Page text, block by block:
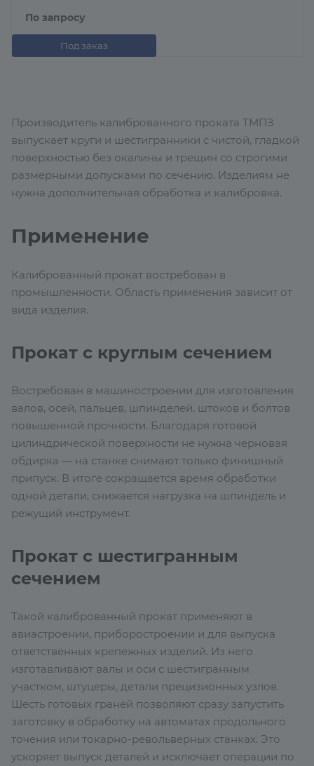
По запросу
Под заказ
Производитель калиброванного проката ТМПЗ
выпускает круги и шестигранники с чистой, гладкой
поверхностью без окалины и трещин со строгими
размерными допусками по сечению. Изделиям не
нужна дополнительная обработка и калибровка.
Применение
Калиброванный прокат востребован в
промышленности. Область применения зависит от
вида изделия.
Прокат с круглым сечением
Востребован в машиностроении для изготовления
валов, осей, пальцев, шпинделей, штоков и болтов
повышенной прочности. Благодаря готовой
цилиндрической поверхности не нужна черновая
обдирка — на станке снимают только финишный
припуск. В итоге сокращается время обработки
одной детали, снижается нагрузка на шпиндель и
режущий инструмент.
Прокат с шестигранным
сечением
Такой калиброванный прокат применяют в
авиастроении, приборостроении и для выпуска
ответственных крепежных изделий. Из него
изготавливают валы и оси с шестигранным
участком, штуцеры, детали прецизионных узлов.
Шесть готовых граней позволяют сразу запустить
заготовку в обработку на автоматах продольного
точения или токарно-револьверных станках. Это
ускоряет выпуск деталей и исключает операции по